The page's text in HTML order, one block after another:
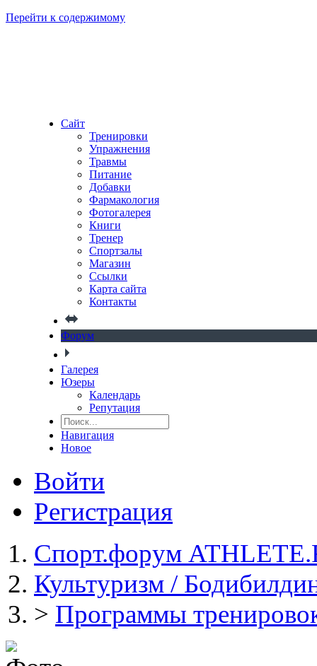
Перейти к содержимому
Сайт
Тренировки
Упражнения
Травмы
Питание
Добавки
Фармакология
Фотогалерея
Книги
Тренер
Спортзалы
Магазин
Ссылки
Карта сайта
Контакты
Форум
Галерея
Юзеры
Календарь
Репутация
Навигация
Новое
Войти
Регистрация
Спорт.форум
Культуризм /
> Программы